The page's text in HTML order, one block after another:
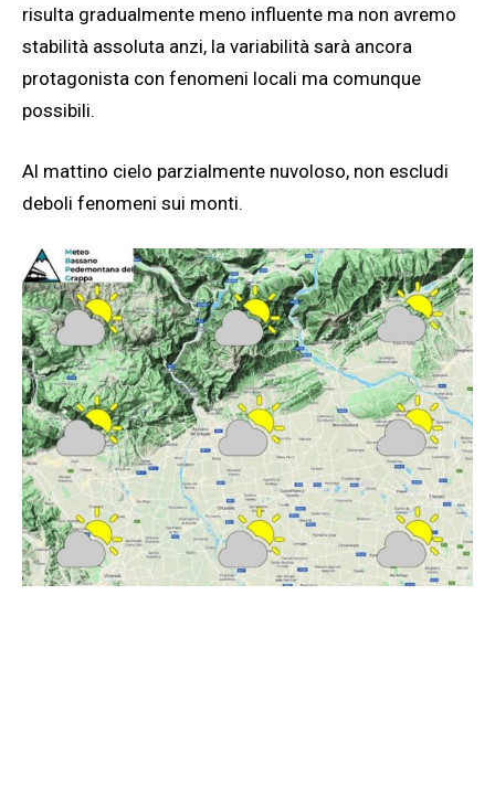
risulta gradualmente meno influente ma non avremo
stabilità assoluta anzi, la variabilità sarà ancora
protagonista con fenomeni locali ma comunque
possibili.
Al mattino cielo parzialmente nuvoloso, non escludi
deboli fenomeni sui monti.